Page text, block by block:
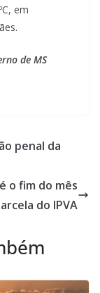
em
de MS
penal da
o fim do mês
do IPVA